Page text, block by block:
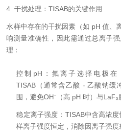
4. 干扰处理：TISAB的关键作用
水样中存在的干扰因素（如 pH 值、
响测量准确性，因此需通过总离子
理：
控制pH：氟离子选择电极在
TISAB（通常含乙酸 - 乙酸钠缓
围，避免OH⁻（高 pH 时）与LaF₃
稳定离子强度：TISAB中含高浓
样离子强度恒定，消除因离子强